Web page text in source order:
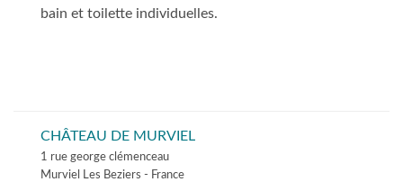
bain et toilette individuelles.
CHÂTEAU DE MURVIEL
1 rue george clémenceau
Murviel Les Beziers - France